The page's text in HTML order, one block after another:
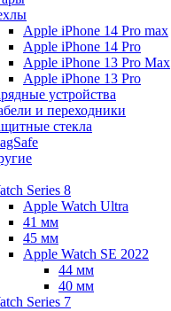
Apple iPhone 14 Pro max
Apple iPhone 14 Pro
Apple iPhone 13 Pro Max
Apple iPhone 13 Pro
устройства
и переходники
стекла
Series 8
Apple Watch Ultra
41 мм
45 мм
Apple Watch SE 2022
44 мм
40 мм
Series 7